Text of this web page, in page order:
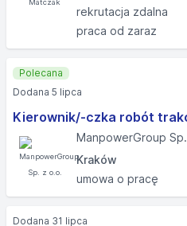
rekrutacja zdalna
praca od zaraz
Kierownik/-czka robót
ManpowerGroup
Kraków
umowa o pracę
Polecana
Dodana 5 lipca
Dodana 31 lipca